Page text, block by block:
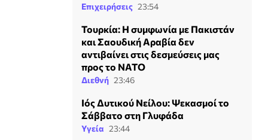
Επιχειρήσεις 23:54
Τουρκία: Η συμφωνία με Πακιστάν
και Σαουδική Αραβία δεν
αντιβαίνει στις δεσμεύσεις μας
προς το ΝΑΤΟ
Διεθνή 23:46
Ιός Δυτικού Νείλου: Ψεκασμοί το
Σάββατο στη Γλυφάδα
Υγεία 23:44